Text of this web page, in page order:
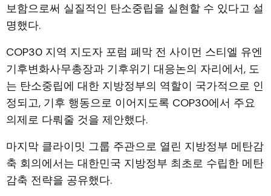
보함으로써 실질적인 탄소중립을 실현할 수 있다고 설
명했다.
COP30 지역 지도자 포럼 폐막 전 사이먼 스티엘 유엔
기후변화사무총장과 기후위기 대응논의 자리에서, 도
는 탄소중립에 대한 지방정부의 역할이 국가적으로 인
정되고, 기후 행동으로 이어지도록 COP30에서 주요
의제로 다뤄줄 것을 제안했다.
마지막 클라이밋 그룹 주관으로 열린 지방정부 메탄감
축 회의에서는 대한민국 지방정부 최초로 수립한 메탄
감축 전략을 공유했다.